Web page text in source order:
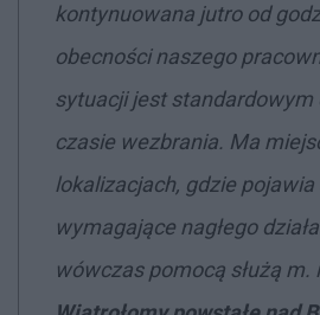
kontynuowana jutro od
obecności naszego
sytuacji jest standardowym
czasie wezbrania. Ma
lokalizacjach, gdzie pojawia
wymagające nagłego
wówczas pomocą służą m.